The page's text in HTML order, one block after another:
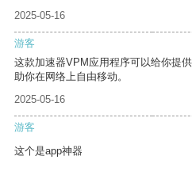
2025-05-16
游客
这款加速器VPM应用程序可以给你提
助你在网络上自由移动。
2025-05-16
游客
这个是app神器